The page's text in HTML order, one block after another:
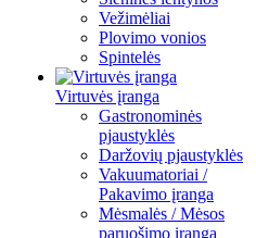
Vežimėliai
Plovimo vonios
Spintelės
Virtuvės įranga
Gastronominės
pjaustyklės
Daržovių pjaustyklės
Vakuumatoriai /
Pakavimo įranga
Mėsmalės / Mėsos
paruošimo įranga